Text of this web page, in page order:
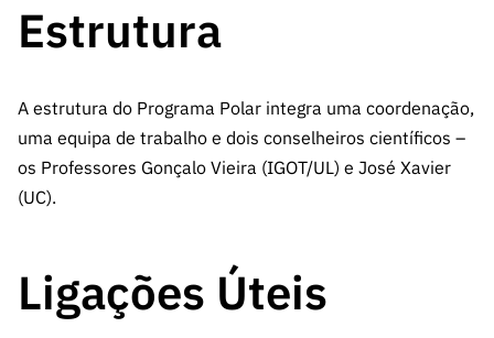
Estrutura
A estrutura do Programa Polar integra uma coordenação,
uma equipa de trabalho e dois conselheiros científicos –
os Professores Gonçalo Vieira (IGOT/UL) e José Xavier
(UC).
Ligações Úteis